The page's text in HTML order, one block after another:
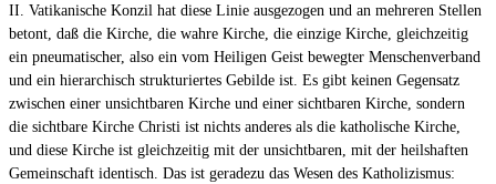
II. Vatikanische Konzil hat diese Linie ausgezogen und an mehreren Stellen
betont, daß die Kirche, die wahre Kirche, die einzige Kirche, gleichzeitig
ein pneumatischer, also ein vom Heiligen Geist bewegter Menschenverband
und ein hierarchisch strukturiertes Gebilde ist. Es gibt keinen Gegensatz
zwischen einer unsichtbaren Kirche und einer sichtbaren Kirche, sondern
die sichtbare Kirche Christi ist nichts anderes als die katholische Kirche,
und diese Kirche ist gleichzeitig mit der unsichtbaren, mit der heilshaften
Gemeinschaft identisch. Das ist geradezu das Wesen des Katholizismus: